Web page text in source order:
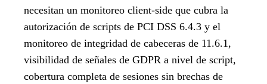
necesitan un monitoreo client-side que cubra la
autorización de scripts de PCI DSS 6.4.3 y el
monitoreo de integridad de cabeceras de 11.6.1,
visibilidad de señales de GDPR a nivel de script,
cobertura completa de sesiones sin brechas de